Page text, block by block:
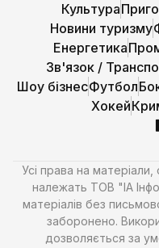
Культура
Новини туризму
Енергетика
Зв'язок /
Шоу бізнесФутбол
Хокей
Усі права на матеріали,
належать ТОВ "ІА
матеріалів без
заборонено.
дозволяється за